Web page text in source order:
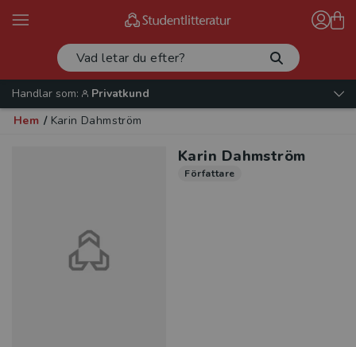
Handlar som:
Privatkund
Hem / Karin Dahmström
Karin Dahmström
Författare